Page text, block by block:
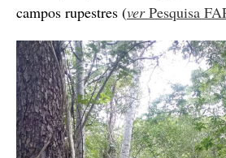
campos rupestres (verPesquisa